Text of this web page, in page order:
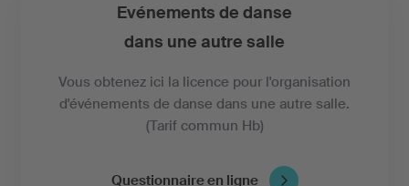
Evénements de danse
dans une autre salle
Vous obtenez ici la licence pour l'organisation
d'événements de danse dans une autre salle.
(Tarif commun Hb)
Questionnaire en ligne